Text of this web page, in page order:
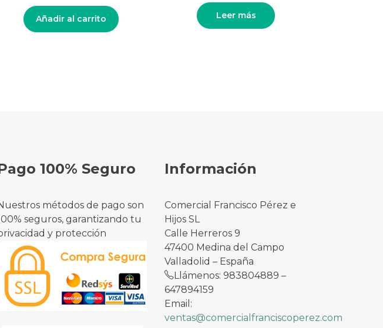
Añadir al carrito Leer más
100% Seguro
métodos de pago son
seguros, garantizando tu
y protección
Información
Comercial Francisco Pérez e
Hijos SL
Calle Herreros 9
47400 Medina del Campo
Valladolid – España
Llámenos: 983804889 –
647894159
Email:
ventas@comercialfranciscoperez.com